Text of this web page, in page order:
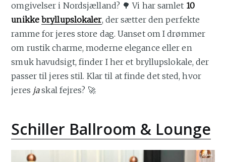
omgivelser i Nordsjælland? 🌳 Vi har samlet 10
unikkebryllupslokaler, der sætter den perfekte
ramme for jeres store dag. Uanset om I drømmer
om rustik charme, moderne elegance eller en
smuk havudsigt, finder I her et bryllupslokale, der
passer til jeres stil. Klar til at finde det sted, hvor
jeres jaskal fejres? 🚀
Schiller Ballroom & Lounge